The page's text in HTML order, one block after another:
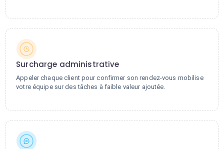
Surcharge administrative
Appeler chaque client pour confirmer son rendez-vous mobilise
votre équipe sur des tâches à faible valeur ajoutée.